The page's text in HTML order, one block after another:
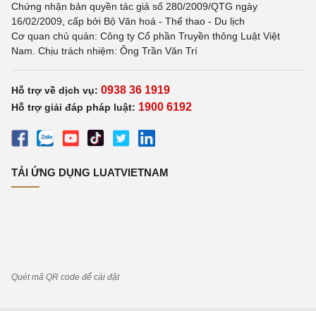
Chứng nhận bản quyền tác giả số 280/2009/QTG ngày
16/02/2009, cấp bởi Bộ Văn hoá - Thể thao - Du lịch
Cơ quan chủ quản: Công ty Cổ phần Truyền thông Luật Việt
Nam. Chịu trách nhiệm: Ông Trần Văn Trí
Hỗ trợ về dịch vụ: 0938 36 1919
Hỗ trợ giải đáp pháp luật: 1900 6192
TẢI ỨNG DỤNG LUATVIETNAM
Quét mã QR code để cài đặt